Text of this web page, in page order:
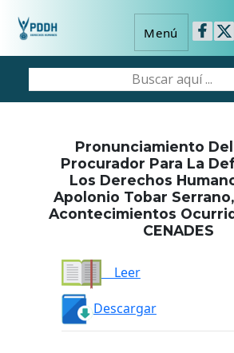
Menú
Pronunciamiento
Procurador Para La
Los Derechos
Apolonio Tobar
Acontecimientos
CENADES
Leer
Descargar